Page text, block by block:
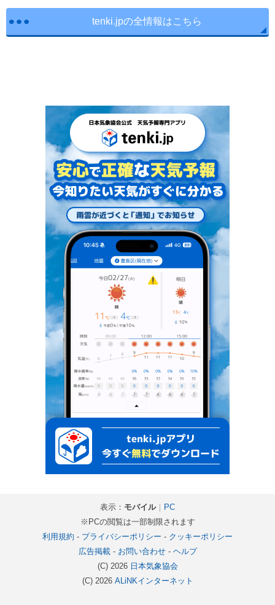
tenki.jpの全情報はこちら
表示： モバイル｜ PC
※PCの閲覧は一部制限されます
利用規約 - プライバシーポリシー - クッキーポリシー
広告掲載- お問い合わせ- ヘルプ
(C) 2026 日本気象協会
(C) 2026 ALiNKインターネット